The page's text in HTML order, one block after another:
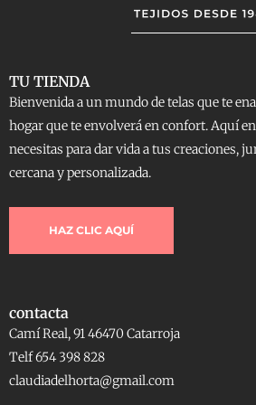
TU TIENDA
Bienvenida a un mundo de telas que te
hogar que te envolverá en confort. Aquí
necesitas para dar vida a tus creaciones,
cercana y personalizada.
HAZ CLIC AQUÍ
contacta
Camí Real, 91 46470 Catarroja
Telf 654 398 828
claudiadelhorta@gmail.com